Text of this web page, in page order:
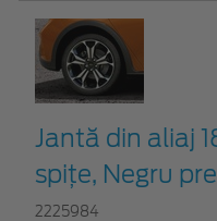
Jantă din aliaj
spițe, Negru
2225984